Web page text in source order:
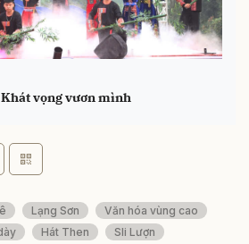
vọng vươn mình
Lạng Sơn
Văn hóa vùng cao
Hát Then
Sli Lượn